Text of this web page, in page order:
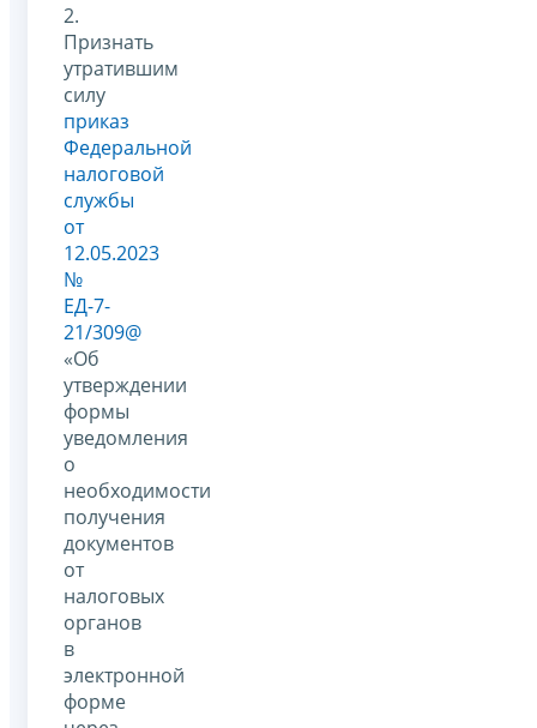
2.
Признать
утратившим
силу
приказ
Федеральной
налоговой
службы
от
12.05.2023
№
ЕД-7-
21/309@
«Об
утверждении
формы
уведомления
о
необходимости
получения
документов
от
налоговых
органов
в
электронной
форме